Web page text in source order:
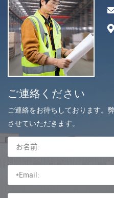
ご連絡ください
ご連絡をお待ちしております。
させていただきます。